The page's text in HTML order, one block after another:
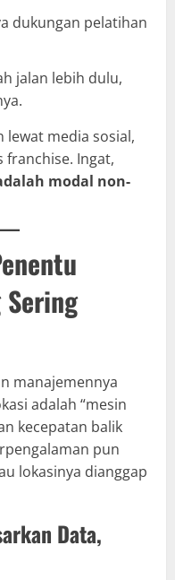
dukungan pelatihan
jalan lebih dulu,
lewat media sosial,
franchise. Ingat,
modal non-
manajemennya
adalah “mesin
kecepatan balik
pun
lokasinya dianggap
Data,